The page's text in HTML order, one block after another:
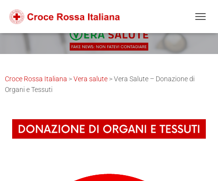
contenuto
alla
navigazione
footer
Croce Rossa Italiana >Vera salute >Vera Salute – Donazione di
Organi e Tessuti